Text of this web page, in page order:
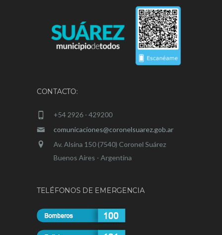
CONTACTO:
+54 2926 - 429200
comunicaciones@coronelsuarez.gob.ar
Av. Alsina 150 (7540) Coronel Suárez
Buenos Aires - Argentina
TELÉFONOS DE EMERGENCIA